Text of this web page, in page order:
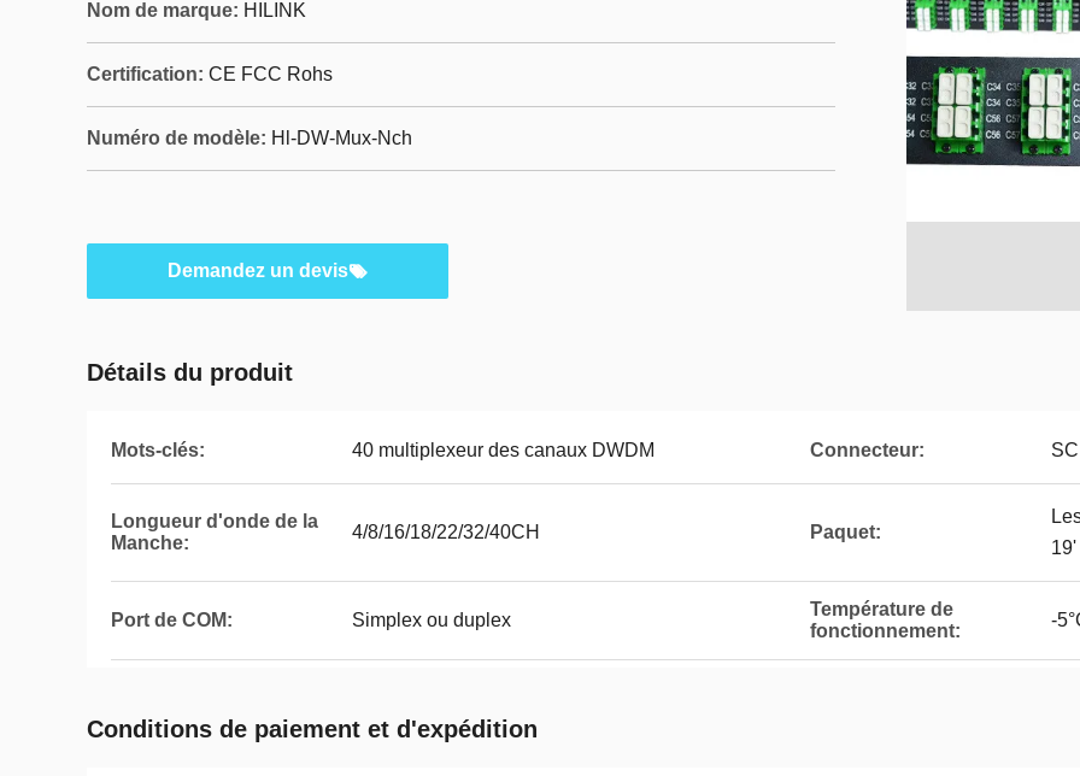
Nom de marque: HILINK
Certification: CE FCC Rohs
Numéro de modèle: Hl-DW-Mux-Nch
Demandez un devis
Détails du produit
Mots-clés: 40 multiplexeur des canaux DWDM Connecteur:
Longueur d'onde de la
Manche:
4/8/16/18/22/32/40CH Paquet:
Port de COM: Simplex ou duplex
Température de
fonctionnement:
-
Conditions de paiement et d'expédition